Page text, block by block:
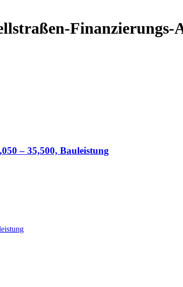
Finanzierungs-
– 35,500, Bauleistung